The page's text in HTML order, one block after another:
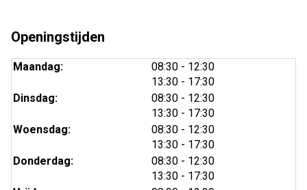
Openingstijden
Maandag: 08:30 tot
- 12:30
13:30 tot
- 17:30
Dinsdag:
08:30 tot
- 12:30
13:30 tot
- 17:30
Woensdag:
08:30 tot
- 12:30
13:30 tot
- 17:30
Donderdag:
08:30 tot
- 12:30
13:30 tot
- 17:30